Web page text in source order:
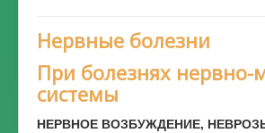
выключить
Весь Медикал
Симптомы
Народные рецепты от болезней
Народные средства и методы
Нервные болезни
При болезнях
системы
НЕРВНОЕ ВОЗБУЖДЕНИЕ,